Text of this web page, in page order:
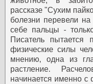
рассказе "Сухим
болезни перевели на
себе пальцы -
Писатель пытается
физические силы
мнению, одна из
растление.
начинается именно с